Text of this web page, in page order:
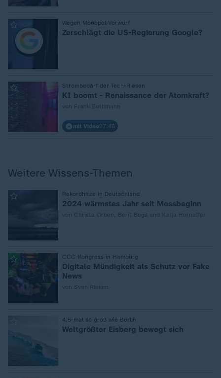
Wegen Monopol-Vorwurf
Zerschlägt die US-Regierung Google?
Strombedarf der Tech-Riesen
KI boomt - Renaissance der Atomkraft?
mit Video27:46
Weitere Wissens-Themen
Rekordhitze in Deutschland
2024 wärmstes Jahr seit Messbeginn
CCC-Kongress in Hamburg
:
Digitale Mündigkeit als Schutz vor Fake
News
4,5-mal so groß wie Berlin
Weltgrößter Eisberg bewegt sich